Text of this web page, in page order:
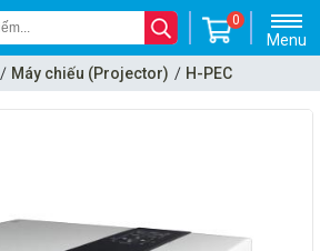
Menu
0
Máy chiếu (Projector) H-PEC